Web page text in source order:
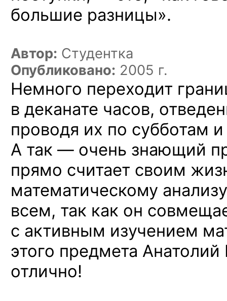
большие разницы».
Автор: Студентка
Опубликовано: 2005 г.
Немного переходит
в деканате часов,
проводя их по субботам
А так — очень знающий
прямо считает своим
математическому
всем, так как он
с активным изучением
этого предмета
отлично!